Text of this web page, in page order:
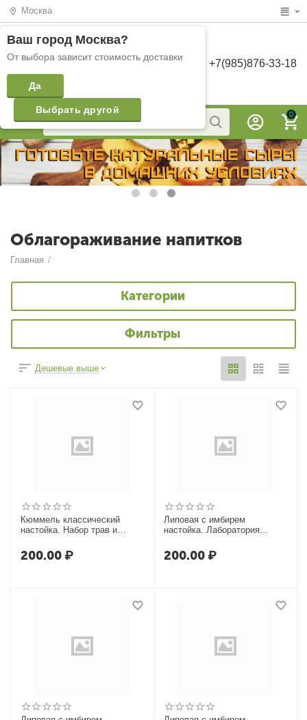
Москва
Ваш город Москва?
От выбора зависит стоимость доставки
Да
Выбрать другой
+7(985)876-33-18
0
Облагораживание напитков
Главная /
Категории
Фильтры
Дешевые выше
Кюммель классический
настойка. Набор трав и
200.00₽
Липовая с имбирем
настойка. Лаборатория
200.00₽